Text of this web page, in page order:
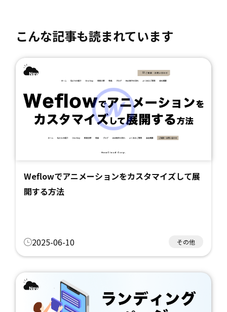
こんな記事も読まれています
Weflowでアニメーションをカスタマイズして展
開する方法
2025-06-10 その他